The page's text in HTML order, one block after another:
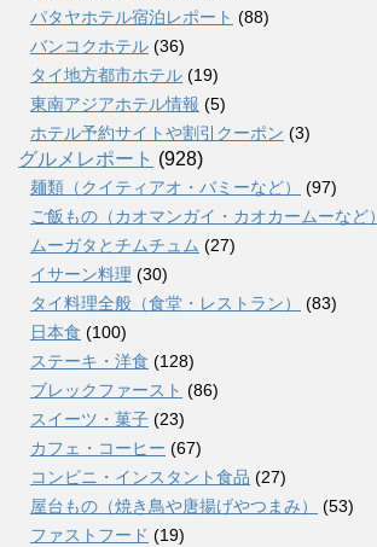
パタヤホテル宿泊レポート (88)
バンコクホテル (36)
タイ地方都市ホテル (19)
東南アジアホテル情報 (5)
ホテル予約サイトや割引クーポン (3)
グルメレポート (928)
麺類（クイティアオ・バミーなど）
(97)
ご飯もの（カオマンガイ・カオカームーなど）
ムーガタとチムチュム (27)
イサーン料理 (30)
タイ料理全般（食堂・レストラン）
(83)
日本食 (100)
ステーキ・洋食 (128)
ブレックファースト (86)
スイーツ・菓子 (23)
カフェ・コーヒー (67)
コンビニ・インスタント食品 (27)
屋台もの（焼き鳥や唐揚げやつまみ）
(53)
ファストフード (19)